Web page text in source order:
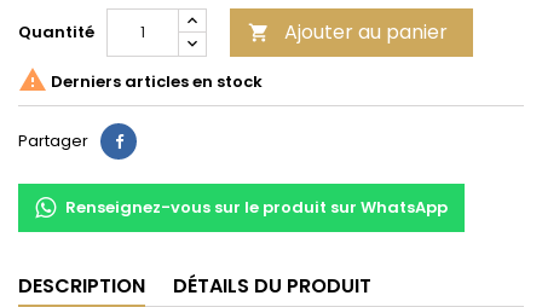
Quantité
 Ajouter au panier
 Derniers articles en stock
Partager Partager
Renseignez-vous sur le produit sur WhatsApp
DESCRIPTION DÉTAILS DU PRODUIT